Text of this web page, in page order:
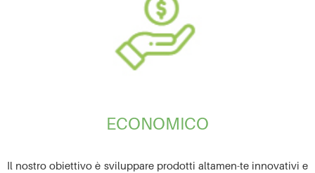
ECONOMICO
Il nostro obiettivo è sviluppare prodotti altamen-te innovativi e